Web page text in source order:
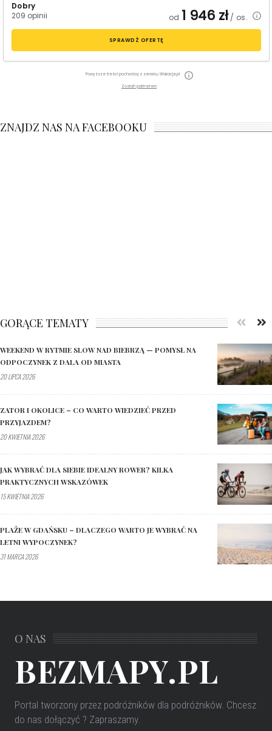
Dobry
209 opinii
od 1 946 zł/ os.
SPRAWDŹ OFERTĘ
Powyższe treści pochodzą z serwisu Wakacje.pl
Zostań partnerem
ZNAJDZ NAS NA FACEBOOKU
GORĄCE TEMATY
WEEKEND W RYTMIE SLOW NAD BIEBRZĄ — POMYSŁ NA
ODPOCZYNEK Z DALA OD MIASTA
20 LIPCA 2026
ZATOR I OKOLICE – CO WARTO WIEDZIEĆ PRZED
PRZYJAZDEM?
20 KWIETNIA 2026
JAK WYBRAĆ DLA SIEBIE IDEALNY ROWER? KILKA
PRAKTYCZNYCH WSKAZÓWEK
15 KWIETNIA 2026
PLAŻE W GDAŃSKU – DLACZEGO WARTO JE WYBRAĆ NA
LETNI WYPOCZYNEK?
31 MARCA 2026
O NAS
BEZMAPY.PL
Portal tworzony przez podróżników dla podróżników. Chcesz
do nas dołączyć ? Zapraszamy.